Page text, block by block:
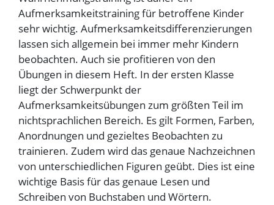
Aufmerksamkeitstraining für betroffene Kinder
sehr wichtig. Aufmerksamkeitsdifferenzierungen
lassen sich allgemein bei immer mehr Kindern
beobachten. Auch sie profitieren von den
Übungen in diesem Heft. In der ersten Klasse
liegt der Schwerpunkt der
Aufmerksamkeitsübungen zum größten Teil im
nichtsprachlichen Bereich. Es gilt Formen, Farben,
Anordnungen und gezieltes Beobachten zu
trainieren. Zudem wird das genaue Nachzeichnen
von unterschiedlichen Figuren geübt. Dies ist eine
wichtige Basis für das genaue Lesen und
Schreiben von Buchstaben und Wörtern.